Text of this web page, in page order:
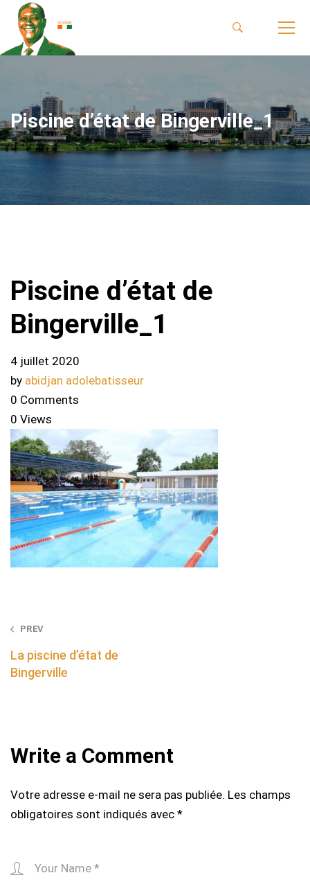
Piscine d’état de Bingerville_1
Piscine d’état de
Bingerville_1
4 juillet 2020
by abidjan adolebatisseur
0 Comments
0 Views
Post
navigation
PREV
La piscine d’état de
Bingerville
Write a Comment
Votre adresse e-mail ne sera pas publiée. Les champs
obligatoires sont indiqués avec *